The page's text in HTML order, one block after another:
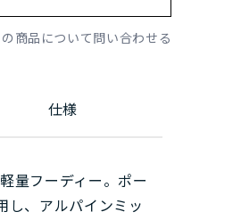
の商品について問い合わせる
仕様
量フーディー。ポー
し、アルパインミッ